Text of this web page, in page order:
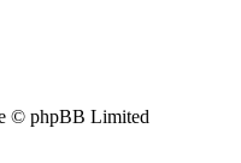
© phpBB Limited